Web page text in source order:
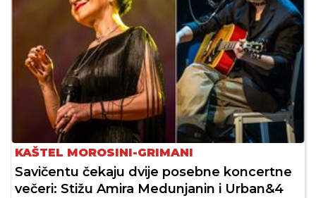
KAŠTEL MOROSINI-GRIMANI
Savičentu čekaju dvije posebne koncertne
večeri: Stižu Amira Medunjanin i Urban&4